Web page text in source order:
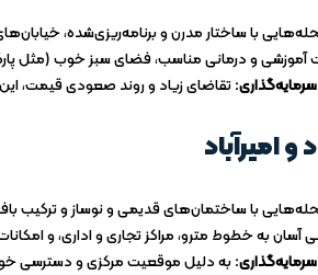
با ساختار مدرن و برنامه‌ریزی‌شده،
آموزشی و درمانی مناسب، فضای سبز خوب (مثل
تقاضای زیاد و روند صعودی قیمت،
امیرآباد
با ساختمان‌های قدیمی و نوساز و ترکیب
آسان به خطوط مترو، مراکز تجاری و اداری، و
به دلیل موقعیت مرکزی و دسترسی